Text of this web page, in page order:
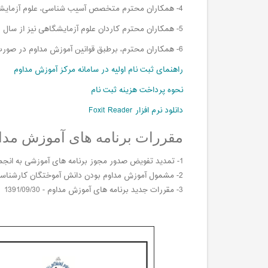
4- همکاران محترم متخصص آسیب شناسی، علوم آزمایشگاهی، PhD، کارشناس ارشد و کارشناس کلیه رشته های مشمول می توانند در این برنامه ها ثبت نام نمایند .
5- همکاران محترم کاردان علوم آزمایشگاهی نیز از سال 1391 می توانند در این برنامه شرکت نموده و امتیاز کسب نمایند.
6- همکاران محترم، برطبق قوانین آموزش مداوم در صورت شرکت در برنامه هایی که کد یکسان دارند (تکراری در طی یکسال)، امتیاز مدون برنامه دوم برای شما محسوب نخواهد شد.
راهنمای ثبت نام اولیه در سامانه مرکز آموزش مداوم
نحوه پرداخت هزینه ثبت نام
دانلود نرم افزار Foxit Reader
مقررات برنامه های آموزش
1- تمدید تفویض صدور مجوز برنامه های آموزشی به انجمن تا پایان 1391 - 1391/08/15
2- مشمول آموزش مداوم بودن دانش آموختگان کارشناسی و کارشناسی ارشد علوم آزمایشگاهی و دکترای تک رشته ای - 1390/02/02
3- مقررات جدید برنامه های آموزش مداوم - 1391/09/30